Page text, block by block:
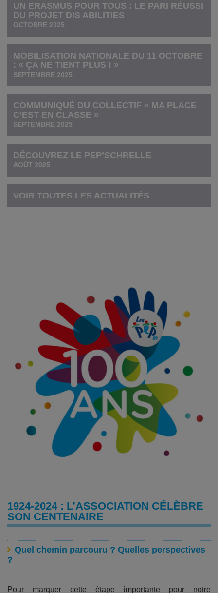
UN ERASMUS POUR TOUS : LE PARI RÉUSSI
DU PROJET DIS ABILITIES
OCTOBRE 2025
MOBILISATION NATIONALE DU 11 OCTOBRE
: « ÇA NE TIENT PLUS ! »
SEPTEMBRE 2025
COMMUNIQUÉ DU COLLECTIF « MA PLACE
C’EST EN CLASSE »
SEPTEMBRE 2025
DÉCOUVREZ LE PEP’SCHRELLE
AOÛT 2025
VOIR TOUTES LES ACTUALITÉS
1924-2024 : L’ASSOCIATION CÉLÈBRE
SON CENTENAIRE
Quel chemin parcouru ? Quelles perspectives
?
Pour marquer cette étape importante pour notre